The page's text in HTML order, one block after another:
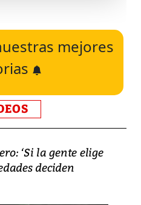
mejores
‘Si la gente elige
deciden